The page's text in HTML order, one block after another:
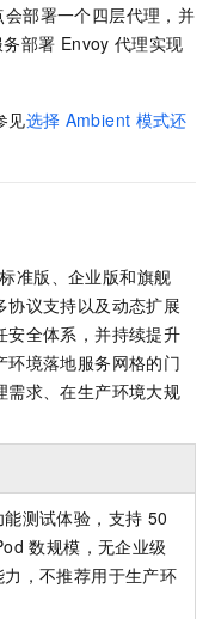
会部署一个四层代理，并
部署 Envoy 代理实现
见选择 Ambient 模式还
准版、企业版和旗舰
协议支持以及动态扩展
安全体系，并持续提升
环境落地服务网格的门
需求、在生产环境大规
能测试体验，支持 50
数规模，无企业级
力，不推荐用于生产环